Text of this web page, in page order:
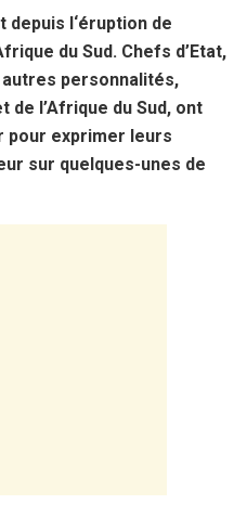
l‘éruption de
du Sud. Chefs d’Etat,
personnalités,
de l’Afrique du Sud, ont
pour exprimer leurs
sur quelques-unes de